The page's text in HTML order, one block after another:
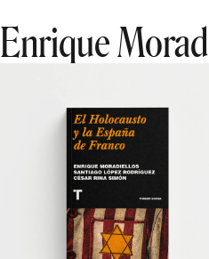
Enrique